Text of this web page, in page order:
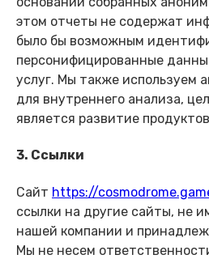
этом отчеты не содержат
было бы возможным
персонифицированные
услуг. Мы также используем
для внутреннего анализа,
является развитие
3. Ссылки
Сайт https://
ссылки на другие сайты, не
нашей компании и
Мы не несем